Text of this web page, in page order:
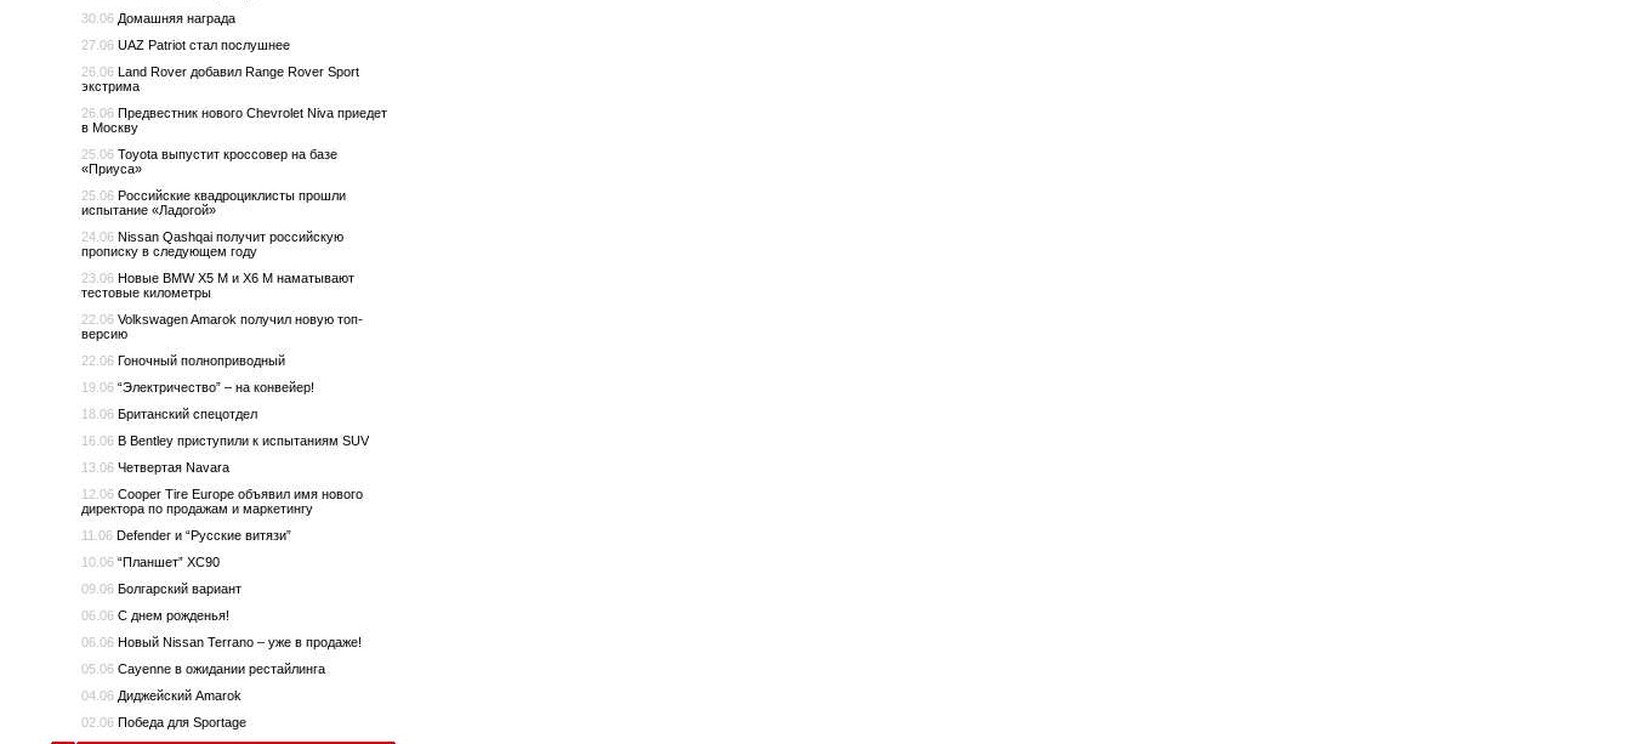
30.06 Домашняя награда
27.06 UAZ Patriot стал послушнее
26.06 Land Rover добавил Range Rover Sport
экстрима
26.06 Предвестник нового Chevrolet Niva приедет
в Москву
25.06 Toyota выпустит кроссовер на базе
«Приуса»
25.06 Российские квадроциклисты прошли
испытание «Ладогой»
24.06 Nissan Qashqai получит российскую
прописку в следующем году
23.06 Новые BMW X5 M и X6 M наматывают
тестовые километры
22.06 Volkswagen Amarok получил новую топ-
версию
22.06 Гоночный полноприводный
19.06 “Электричество” – на конвейер!
18.06 Британский спецотдел
16.06 В Bentley приступили к испытаниям SUV
13.06 Четвертая Navara
12.06 Cooper Tire Europe объявил имя нового
директора по продажам и маркетингу
11.06 Defender и “Русские витязи”
10.06 “Планшет” XC90
09.06 Болгарский вариант
06.06 С днем рожденья!
06.06 Новый Nissan Terrano – уже в продаже!
05.06 Cayenne в ожидании рестайлинга
04.06 Диджейский Amarok
02.06 Победа для Sportage